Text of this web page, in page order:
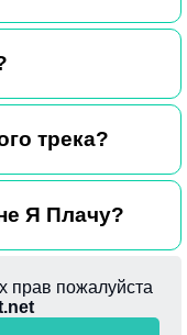
трека?
Я Плачу?
прав пожалуйста